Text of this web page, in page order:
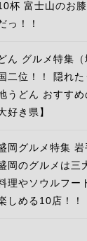
杯 富士山のお
っ！！
ん グルメ特集
二位！！ 隠れ
うどん おすすめ
好き県】
岡グルメ特集
岡のグルメは三
理やソウルフー
しめる10店！！